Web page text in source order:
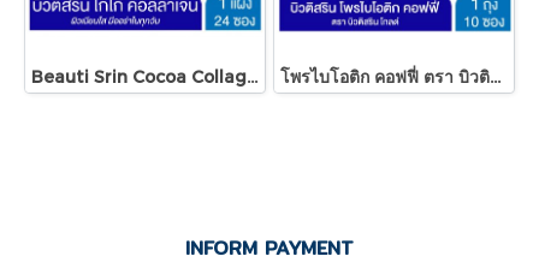
Beauti Srin Cocoa Collagen Tripeptide บิวติสริน โกโก้คอลลาเจนไตรเปปไทด์ โพรไบโอติก คอฟฟี่ ตรา บิวติสริน โกลด์
INFORM PAYMENT